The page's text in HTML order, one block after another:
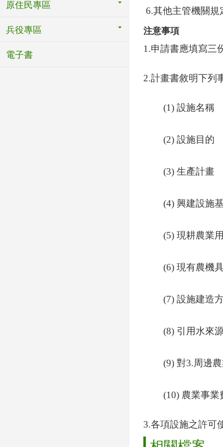
原住民專區
兵役專區
電子書
6.其他主管機關規
注意事項
1.申請書應填寫三
2.計畫書敘明下列
(1) 設施名稱
(2) 設施目的
(3) 生產計畫
(4) 興建設施
(5) 現耕農業
(6) 現有農機
(7) 設施建造
(8) 引用水來
(9) 對3.周邊
(10) 農業事
3.各項設施之許可